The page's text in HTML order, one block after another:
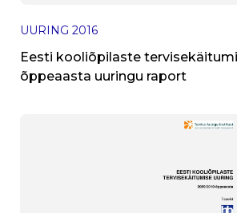
UURING 2016
Eesti kooliõpilaste
õppeaasta uuringu raport